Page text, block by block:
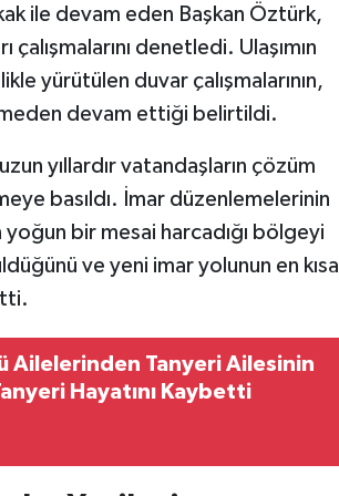
ile devam eden Başkan Öztürk,
denetledi. Ulaşımın
yürütülen duvar çalışmalarının,
devam ettiği belirtildi.
yıllardır vatandaşların çözüm
basıldı. İmar düzenlemelerinin
yoğun bir mesai harcadığı bölgeyi
ve yeni imar yolunun en kısa
Ailelerinden Tanyeri Ailesinin
Hayatını Kaybetti